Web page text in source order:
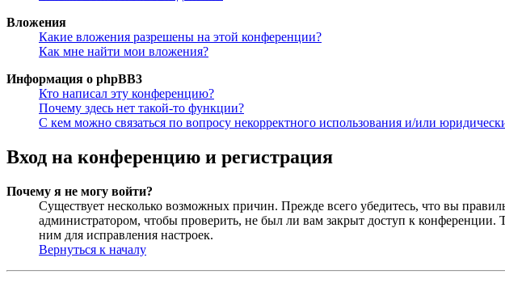
Вложения
Какие вложения разрешены на этой конференции?
Как мне найти мои вложения?
Информация о phpBB3
Кто написал эту конференцию?
Почему здесь нет такой-то функции?
С кем можно связаться по вопросу некорректного использования и/или
Вход на конференцию и регистрация
Почему я не могу войти?
Существует несколько возможных причин. Прежде всего убедитесь, что вы
администратором, чтобы проверить, не был ли вам закрыт доступ к
ним для исправления настроек.
Вернуться к началу